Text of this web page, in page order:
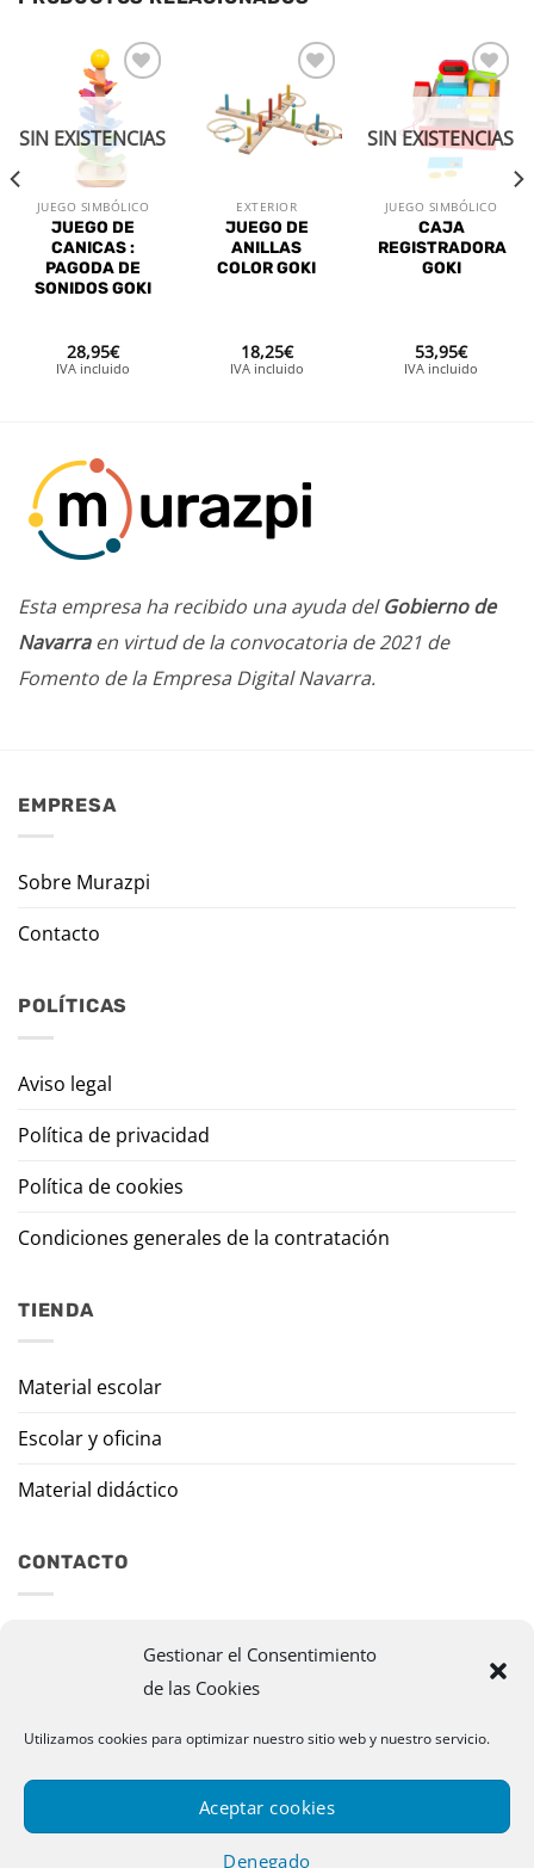
Gestionar el Consentimiento
de las Cookies
Utilizamos cookies para optimizar nuestro sitio web y nuestro servicio.
Aceptar cookies
Denegado
Añadir
lista de
deseos
SIN EXISTENCIAS
JUEGO SIMBÓLICO
JUEGO DE
CANICAS :
PAGODA DE
SONIDOS GOKI
28,95€
IVA incluido
Añadir
a la
lista de
deseos
EXTERIOR
JUEGO DE
ANILLAS
COLOR GOKI
18,25€
IVA incluido
Añadir
a la
lista de
deseos
SIN EXISTENCIAS
JUEGO SIMBÓLICO
CAJA
REGISTRADORA
GOKI
53,95€
IVA incluido
Esta empresa ha recibido una ayuda delGobierno de
Navarraen virtud de la convocatoria de 2021 de
Fomento de la Empresa Digital Navarra.
EMPRESA
Sobre Murazpi
Contacto
POLÍTICAS
Aviso legal
Política de privacidad
Política de cookies
Condiciones generales de la contratación
TIENDA
Material escolar
Escolar y oficina
Material didáctico
CONTACTO
murazpi@murazpi.com
948 234 436 – 623 195 518